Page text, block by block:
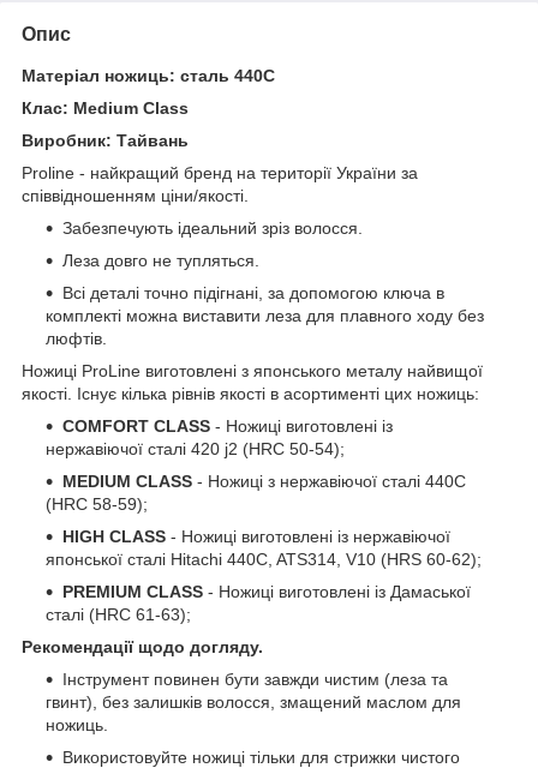
Опис
Матеріал ножиць: сталь 440С
Клас: Medium Class
Виробник: Тайвань
Proline - найкращий бренд на території України за
співвідношенням ціни/якості.
Забезпечують ідеальний зріз волосся.
Леза довго не тупляться.
Всі деталі точно підігнані, за допомогою ключа в
комплекті можна виставити леза для плавного ходу без
люфтів.
Ножиці ProLine виготовлені з японського металу найвищої
якості. Існує кілька рівнів якості в асортименті цих ножиць:
COMFORT CLASS - Ножиці виготовлені із
нержавіючої сталі 420 j2 (HRC 50-54);
MEDIUM CLASS - Ножиці з нержавіючої сталі 440С
(HRC 58-59);
HIGH CLASS - Ножиці виготовлені із нержавіючої
японської сталі Hitachi 440C, ATS314, V10 (HRS 60-62);
PREMIUM CLASS - Ножиці виготовлені із Дамаської
сталі (HRC 61-63);
Рекомендації щодо догляду.
Інструмент повинен бути завжди чистим (леза та
гвинт), без залишків волосся, змащений маслом для
ножиць.
Використовуйте ножиці тільки для стрижки чистого